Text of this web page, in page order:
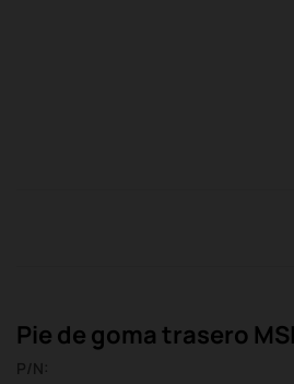
Pie de goma trasero
P/N: